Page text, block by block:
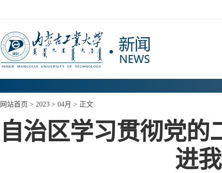
网站首页 > 2023 > 04月 > 正文
自治区学习贯彻党
进